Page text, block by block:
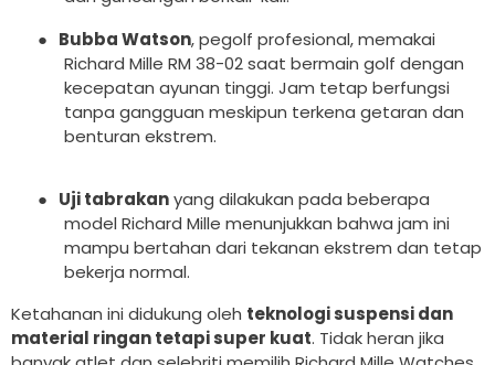
● Bubba Watson, pegolf profesional, memakai
Richard Mille RM 38-02 saat bermain golf dengan
kecepatan ayunan tinggi. Jam tetap berfungsi
tanpa gangguan meskipun terkena getaran dan
benturan ekstrem.
● Uji tabrakanyang dilakukan pada beberapa
model Richard Mille menunjukkan bahwa jam ini
mampu bertahan dari tekanan ekstrem dan tetap
bekerja normal.
Ketahanan ini didukung oleh teknologi suspensi dan
material ringan tetapi super kuat. Tidak heran jika